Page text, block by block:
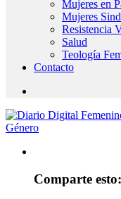
Mujeres en
Mujeres
Resistencia
Salud
Teología
Contacto
Comparte esto: